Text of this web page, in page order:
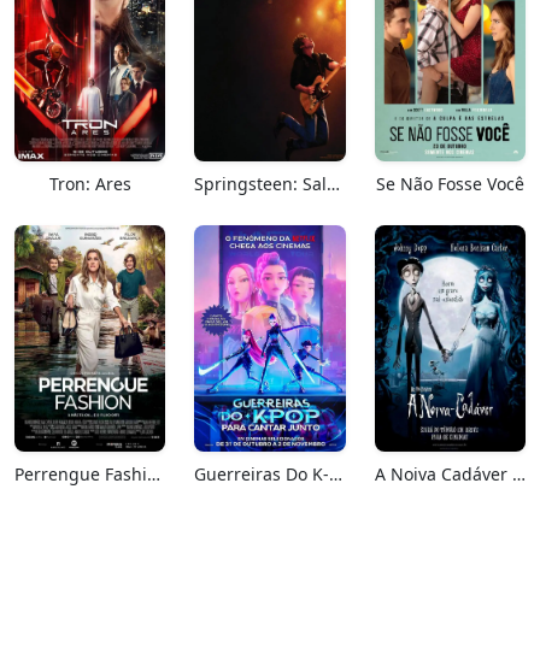
Tron: Ares Springsteen: Salve-me Do Desconhecido Se Não Fosse Você
Perrengue Fashion Guerreiras Do K-Pop: Para Cantar Junto A Noiva Cadáver (Relançamento)